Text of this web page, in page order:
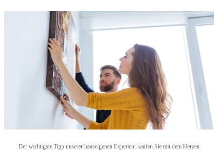
Der wichtigste Tipp unserer hauseigenen Experten: kaufen Sie mit dem Herzen